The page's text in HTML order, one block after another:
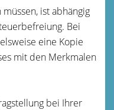
ist abhängig
Bei
eine Kopie
mit den Merkmalen
bei Ihrer